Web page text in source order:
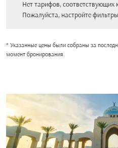
Нет тарифов, соответствующих
Пожалуйста, настройте
* Указанные цены были собраны за
момент бронирования.